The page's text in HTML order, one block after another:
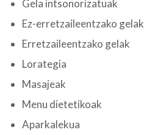
Gela intsonorizatuak
Ez-erretzaileentzako gelak
Erretzaileentzako gelak
Lorategia
Masajeak
Menu dietetikoak
Aparkalekua